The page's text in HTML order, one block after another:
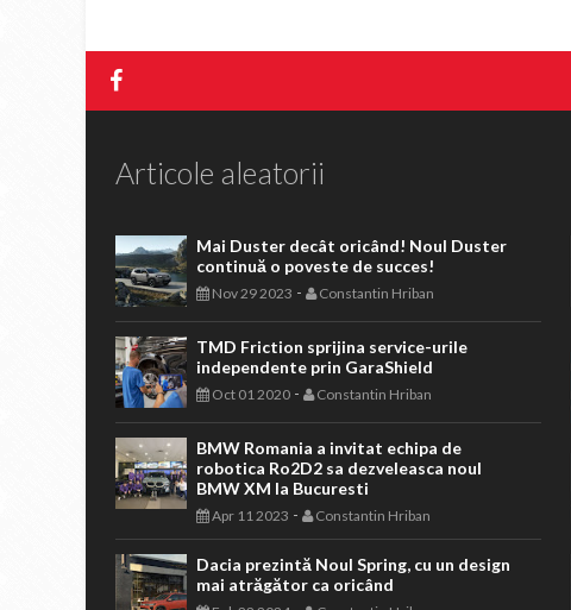
Articole aleatorii
Mai Duster decât oricând! Noul Duster
continuă o poveste de succes!
Nov 29 2023 - Constantin Hriban
TMD Friction sprijina service-urile
independente prin GaraShield
Oct 01 2020 - Constantin Hriban
BMW Romania a invitat echipa de
robotica Ro2D2 sa dezveleasca noul
BMW XM la Bucuresti
Apr 11 2023 - Constantin Hriban
Dacia prezintă Noul Spring, cu un design
mai atrăgător ca oricând